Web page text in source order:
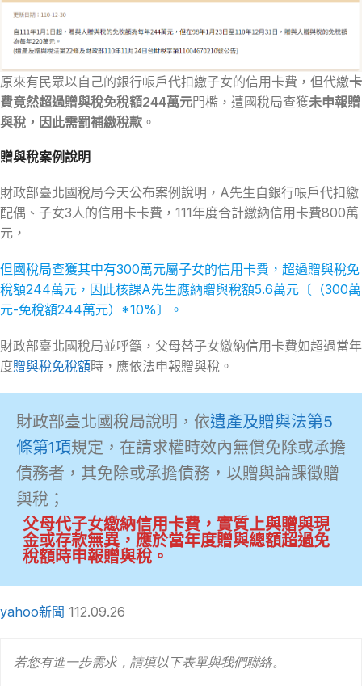
原來有民眾以自己的銀行帳戶代扣繳子女的信用卡費，但代繳卡
費竟然超過贈與稅免稅額244萬元門檻，遭國稅局查獲未申報贈
與稅，因此需罰補繳稅款 。
贈與稅案例說明
財政部臺北國稅局今天公布案例說明，A先生自銀行帳戶代扣繳
配偶、子女3人的信用卡卡費，111年度合計繳納信用卡費800萬
元，
但國稅局查獲其中有300萬元屬子女的信用卡費，超過贈與稅免
稅額244萬元，因此核課A先生應納贈與稅額5.6萬元〔（300萬
元-免稅額244萬元）*10%〕。
財政部臺北國稅局並呼籲，父母替子女繳納信用卡費如超過當年
度贈與稅免稅額時，應依法申報贈與稅。
財政部臺北國稅局說明，依遺產及贈與法第5
條第1項規定，在請求權時效內無償免除或承擔
債務者，其免除或承擔債務，以贈與論課徵贈
與稅；
父母代子女繳納信用卡費，實質上與贈與現
金或存款無異，應於當年度贈與總額超過免
稅額時申報贈與稅。
yahoo新聞 112.09.26
若您有進一步需求，請填以下表單與我們聯絡。